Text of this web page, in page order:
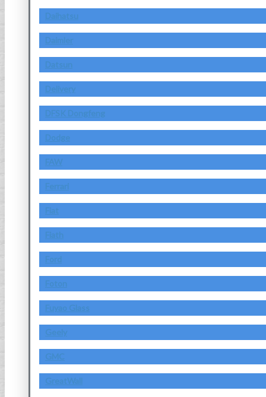
Daihatsu
Daimler
Datsun
Delivery
DFSK Dongfeng
Dodge
FAW
Ferrari
Fiat
Fiath
Ford
Foton
Fuyao Glass
Geely
GMC
GreatWall